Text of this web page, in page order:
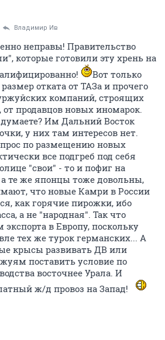
Владимир Ив
неправы! Правительство
которые готовили эту хрень на
Вот только
отката от ТАЗа и прочего
компаний, строящих
от продавцов новых иномарок.
Им Дальний Восток
у них там интересов нет.
по размещению новых
все подгреб под себя
"свои" - то и пофиг на
те же японцы тоже довольны,
что новые Камри в России
как горячие пирожки, ибо
а не "народная". Так что
в Европу, поскольку
тех же турок германских... А
крысы развивать ДВ или
поставить условие по
восточнее Урала. И
ж/д провоз на Запад!